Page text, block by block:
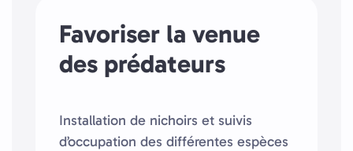
Favoriser la venue
des prédateurs
Installation de nichoirs et suivis
d’occupation des différentes espèces